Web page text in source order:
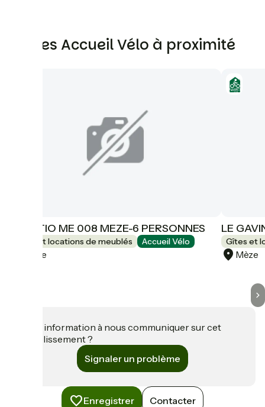
Autres Accueil Vélo à proximité
LE PATIO ME 008 MEZE-6 PERSONNES
Gîtes et locations de meublés Accueil Vélo
Mèze
LE
Gîtes et
Mèze
Une information à nous communiquer sur cet
établissement ?
Signaler un problème
Enregistrer Contacter